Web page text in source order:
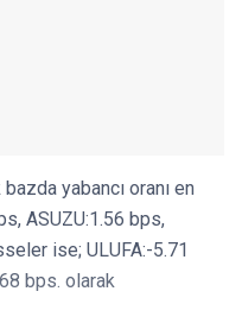
yabancı oranı en
ASUZU:1.56 bps,
ise; ULUFA:-5.71
bps. olarak